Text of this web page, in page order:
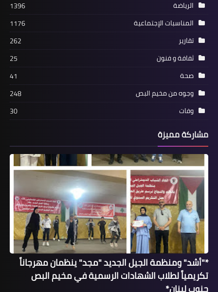
مسؤول الساحات العربية في جبهة النضال
جمال خليل سلاح المخيمات للدفاع عنها
امام اي عدوان صهيوني ٠٠٠
وفات
الحاج ابو بسام المقدح في ذمة ﷲ
الرياضة
1396
المناسبات الإجتماعية
1176
تقارير
262
ثفافة و فنون
25
صحة
41
وجوه من مخيم البص
248
وفات
30
مشاركة مميزة
*"أشد" ومنظمة الجيل الجديد "مجد" ينظمان مهرجاناً
تكريمياً لطلاب الشهادات الرسمية في مخيم البص